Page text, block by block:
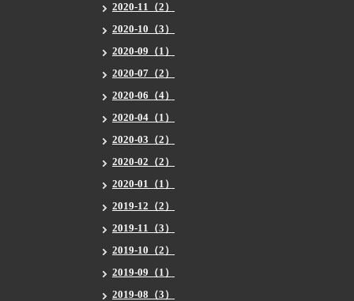
2020-11（2）
2020-10（3）
2020-09（1）
2020-07（2）
2020-06（4）
2020-04（1）
2020-03（2）
2020-02（2）
2020-01（1）
2019-12（2）
2019-11（3）
2019-10（2）
2019-09（1）
2019-08（3）